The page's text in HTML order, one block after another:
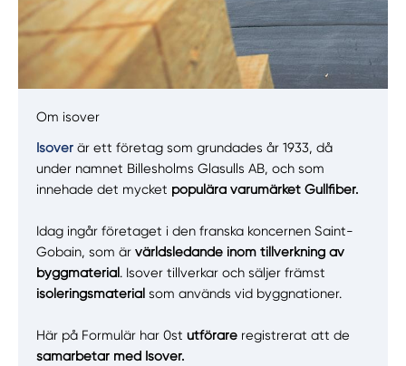
Välj tillvägagångssätt
Om isover
Isover är ett företag som grundades år 1933, då
under namnet Billesholms Glasulls AB, och som
innehade det mycket populära varumärket Gullfiber.
Idag ingår företaget i den franska koncernen Saint-
Gobain, som ärvärldsledande inom tillverkning av
byggmaterial. Isover tillverkar och säljer främst
isoleringsmaterial som används vid byggnationer.
Här på Formulär har 0stutförare registrerat att de
samarbetar med Isover.